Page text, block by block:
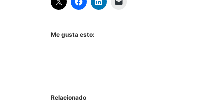
Me gusta esto:
Relacionado